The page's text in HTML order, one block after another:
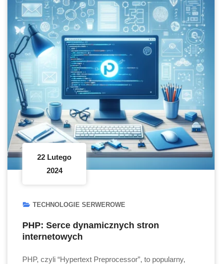
22 Lutego
2024
TECHNOLOGIE SERWEROWE
PHP: Serce dynamicznych stron
internetowych
PHP, czyli “Hypertext Preprocessor”, to popularny,